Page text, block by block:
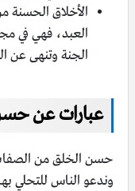
الأخلاق الحسنة
العبد، فهي في
الجنة وتنهى عن
عبارات عن
حسن الخلق من
وندعو الناس للتحلي